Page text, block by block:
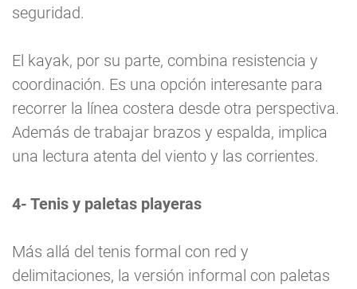
seguridad.
El kayak, por su parte, combina resistencia y
coordinación. Es una opción interesante para
recorrer la línea costera desde otra perspectiva.
Además de trabajar brazos y espalda, implica
una lectura atenta del viento y las corrientes.
4- Tenis y paletas playeras
Más allá del tenis formal con red y
delimitaciones, la versión informal con paletas